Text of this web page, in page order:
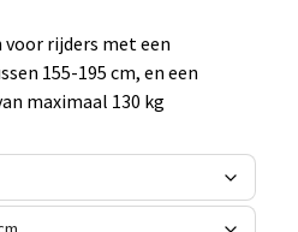
rijders met een
155-195 cm, en een
maximaal 130 kg